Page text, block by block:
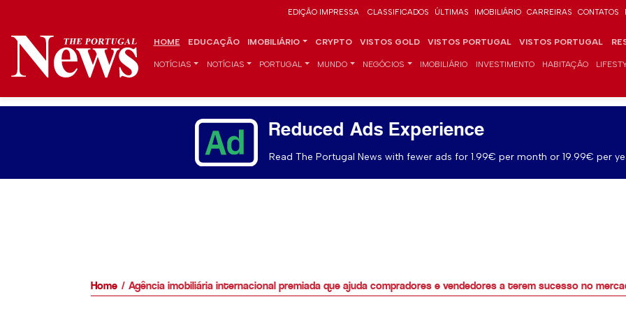
EDIÇÃO IMPRESSA CLASSIFICADOS ÚLTIMAS IMOBILIÁRIO CARREIRAS CONTATOS
HOME EDUCAÇÃO IMOBILIÁRIO CRYPTO VISTOS GOLD VISTOS PORTUGAL VISTOS PORTUGAL
NOTÍCIAS NOTÍCIAS PORTUGAL MUNDO NEGÓCIOS IMOBILIÁRIO INVESTIMENTO HABITAÇÃO
Reduced Ads Experience
Read The Portugal News with fewer ads for 1.99€ per month or 19.99€ per
Home Agência imobiliária internacional premiada que ajuda compradores e vendedores a terem sucesso no